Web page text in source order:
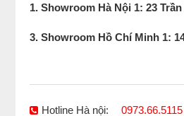
1. Showroom Hà Nội 1: 23
3. Showroom Hồ Chí Minh 1:
Hotline Hà nội: 0973.66.5115